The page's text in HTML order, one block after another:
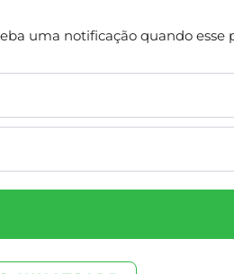
uma notificação quando